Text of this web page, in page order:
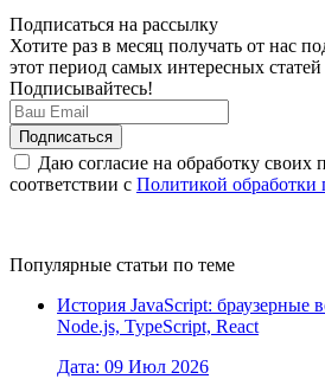
Подписаться на рассылку
Хотите раз в месяц получать от нас
этот период самых интересных
Подписывайтесь!
Даю согласие на обработку своих
соответствии с Политикой
Популярные статьи по теме
История JavaScript: браузерные
Node.js, TypeScript, React
Дата: 09 Июл 2026